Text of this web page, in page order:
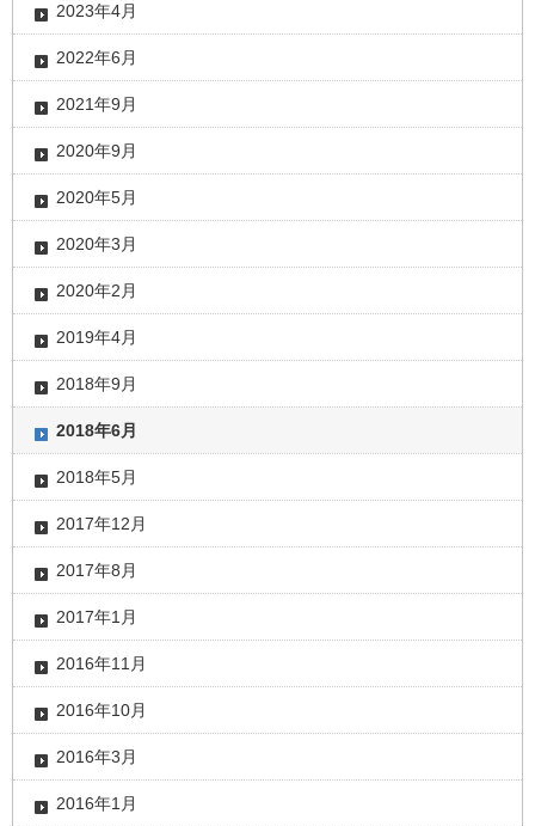
2023年4月
2022年6月
2021年9月
2020年9月
2020年5月
2020年3月
2020年2月
2019年4月
2018年9月
2018年6月
2018年5月
2017年12月
2017年8月
2017年1月
2016年11月
2016年10月
2016年3月
2016年1月